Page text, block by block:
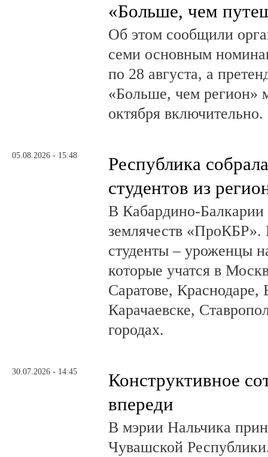
«Больше, чем
Об этом сообщили
семи основным
по 28 августа, а
«Больше, чем регион»
октября включительно.
05.08.2026 - 15:48
Республика
студентов из
В Кабардино-
землячеств «ПроКБР».
студенты – уроженцы
которые учатся в
Саратове, Краснодаре,
Карачаевске,
городах.
30.07.2026 - 14:45
Конструктивное
впереди
В мэрии Нальчика
Чувашской